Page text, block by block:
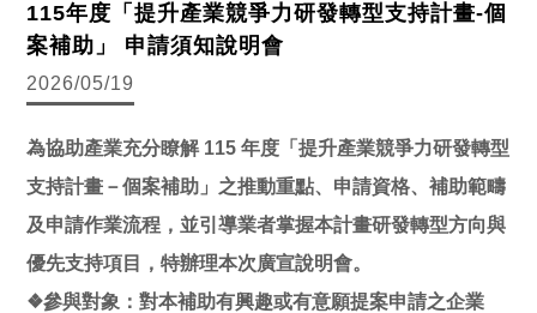
115年度「提升產業競爭力研發轉型支持計畫-個
案補助」 申請須知說明會
2026/05/19
為協助產業充分瞭解 115 年度「提升產業競爭力研發轉型
支持計畫－個案補助」之推動重點、申請資格、補助範疇
及申請作業流程，並引導業者掌握本計畫研發轉型方向與
優先支持項目，特辦理本次廣宣說明會。
❖參與對象：對本補助有興趣或有意願提案申請之企業